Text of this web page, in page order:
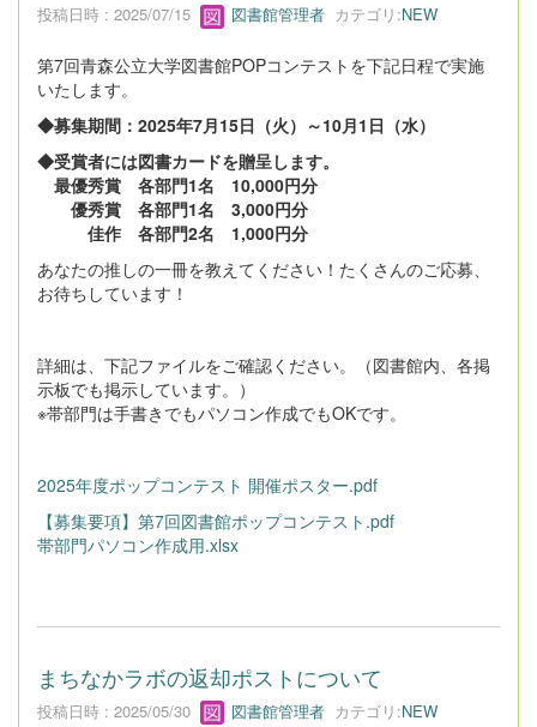
投稿日時 : 2025/07/15 図書館管理者 カテゴリ:NEW
第7回青森公立大学図書館POPコンテストを下記日程で実施
いたします。
◆募集期間：2025年7月15日（火）～10月1日（水）
◆受賞者には図書カードを贈呈します。
最優秀賞 各部門1名 10,000円分
優秀賞 各部門1名 3,000円分
佳作 各部門2名 1,000円分
あなたの推しの一冊を教えてください！たくさんのご応募、
お待ちしています！
詳細は、下記ファイルをご確認ください。（図書館内、各掲
示板でも掲示しています。）
※帯部門は手書きでもパソコン作成でもOKです。
2025年度ポップコンテスト 開催ポスター.pdf
【募集要項】第7回図書館ポップコンテスト.pdf
帯部門パソコン作成用.xlsx
まちなかラボの返却ポストについて
投稿日時 : 2025/05/30 図書館管理者 カテゴリ:NEW